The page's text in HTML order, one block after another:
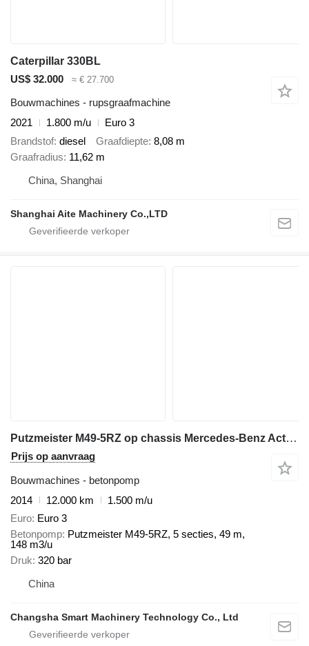
Caterpillar 330BL
US$ 32.000
≈ € 27.700
Bouwmachines - rupsgraafmachine
2021
1.800 m/u
Euro 3
Brandstof diesel Graafdiepte 8,08 m
Graafradius 11,62 m
China, Shanghai
Shanghai Aite Machinery Co.,LTD
Putzmeister M49-5RZ op chassis Mercedes-Benz Actros
Prijs op aanvraag
Bouwmachines - betonpomp
2014
12.000 km
1.500 m/u
Euro Euro 3
Betonpomp Putzmeister M49-5RZ, 5 secties, 49 m,
148 m3/u
Druk 320 bar
China
Changsha Smart Machinery Technology Co., Ltd